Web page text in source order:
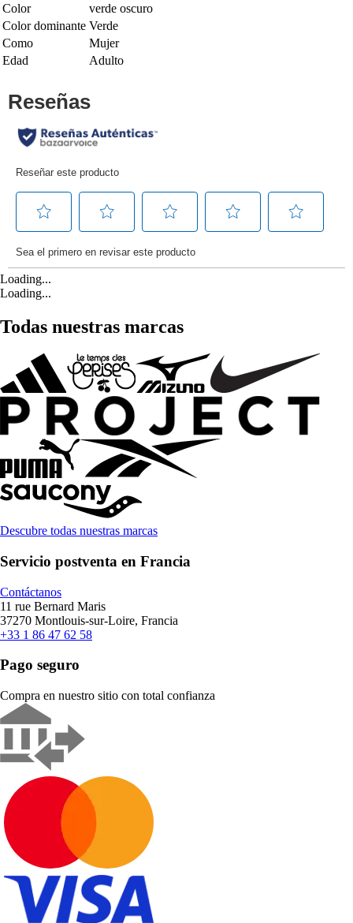
Color
verde oscuro
Color dominante Verde
Como
Mujer
Edad
Adulto
Loading...
Loading...
Todas nuestras marcas
Descubre todas nuestras marcas
Servicio postventa en Francia
Contáctanos
11 rue Bernard Maris
37270 Montlouis-sur-Loire, Francia
+33 1 86 47 62 58
Pago seguro
Compra en nuestro sitio con total confianza